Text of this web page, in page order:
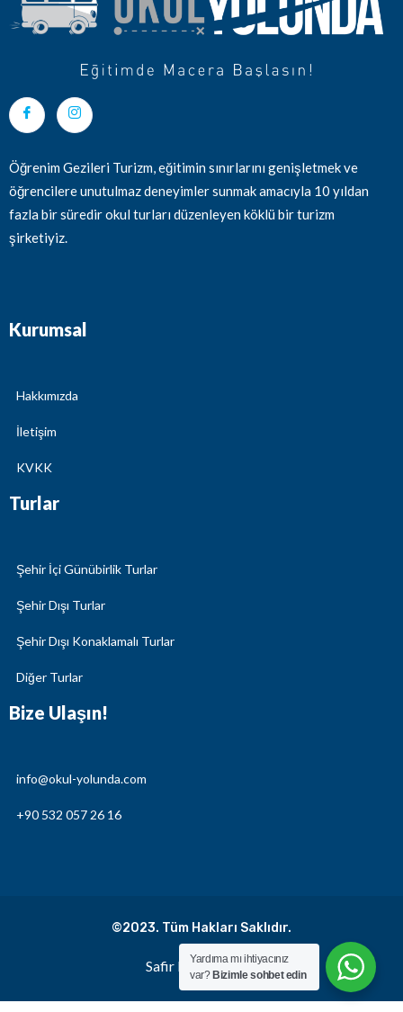
Öğrenim Gezileri Turizm, eğitimin sınırlarını genişletmek ve
öğrencilere unutulmaz deneyimler sunmak amacıyla 10 yıldan
fazla bir süredir okul turları düzenleyen köklü bir turizm
şirketiyiz.
Kurumsal
Hakkımızda
İletişim
KVKK
Turlar
Şehir İçi Günübirlik Turlar
Şehir Dışı Turlar
Şehir Dışı Konaklamalı Turlar
Diğer Turlar
Bize Ulaşın!
info@okul-yolunda.com
+90 532 057 26 16
©2023. Tüm Hakları Saklıdır.
Safir Kreatif Ajans
Yardıma mı ihtiyacınız
var? Bizimle sohbet edin